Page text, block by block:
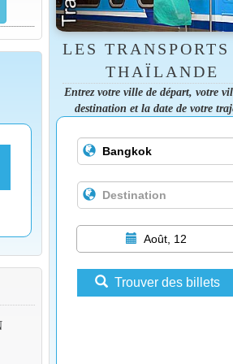
LES TRANSPORTS
THAÏLANDE
Entrez votre ville de départ, votre
destination et la date de votre
Août, 12
Trouver des billets